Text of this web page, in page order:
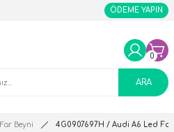
ÖDEME YAPIN
ARA
0
Beyni 4G0907697H / Audi A6 Led